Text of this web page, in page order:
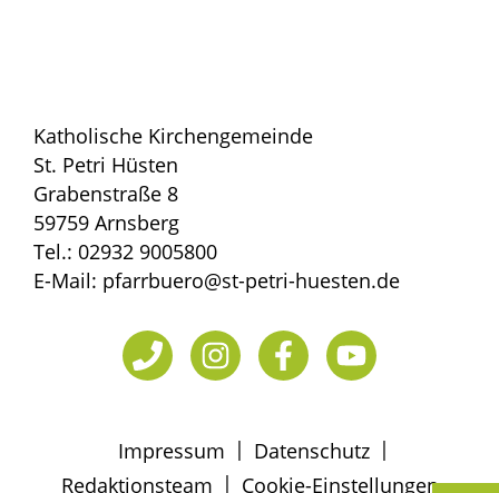
Katholische Kirchengemeinde
St. Petri Hüsten
Grabenstraße 8
59759 Arnsberg
Tel.: 02932 9005800
E-Mail: pfarrbuero@st-petri-huesten.de
Impressum | Datenschutz |
Redaktionsteam | Cookie-Einstellungen